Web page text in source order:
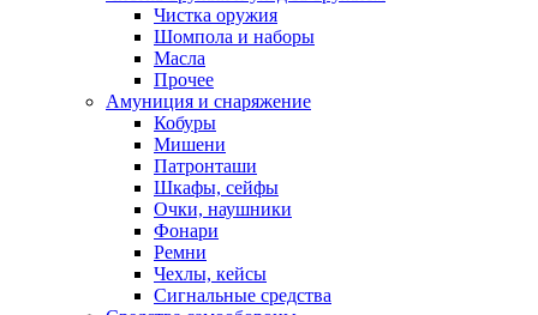
Чистка оружия
Шомпола и наборы
Масла
Прочее
Амуниция и снаряжение
Кобуры
Мишени
Патронташи
Шкафы, сейфы
Очки, наушники
Фонари
Ремни
Чехлы, кейсы
Сигнальные средства